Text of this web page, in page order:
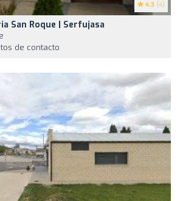
4.3 (4)
San Roque | Serfujasa
de contacto